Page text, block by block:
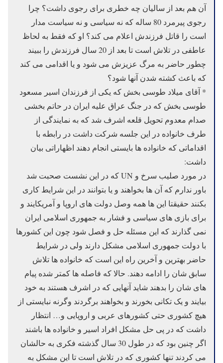
آن هم بعد از سالیان چه خطری برای رجوی داشت؟ چرا
رجوی پیرمرد 80 ساله که نه سیاسی و نه سیاست مدار
است را قاتل فرزندش اعلام می کند؟ او که فقط به لحاظ
عاطفی در تلاش است تا بعد از 20 سال فرزندش را ببیند
چطور حاضر به مرگ عزیزش می شود و یا اقدامی می کند
که باعث کشته شدن آنها شود؟
* آقای میلاد طوسی بخش که یکی از فرزندان اسیر مسعود
طوسی بخش که در جنگ عراق علیه ایران در حاتم بخشی
صدام معدوم تحویل قلعه اشرف شد که به نمایندگی از
طرف خانواده در این جلسه شرکت داشت در رابطه با
اقداماتی که خانواده ها بایستی انجام دهند اظهاراتی بیان
داشت:
در مورد صلیب سرخ و UN که در این نشست صحبت شد
باور ندارم که آن ها بخواهند و یا بتوانند در این شرایط کاری
بکنند حقیقتا این ها همه وصل دولت های اروپا و آمریکایند و
برای بازی های سیاسی و فشار به جمهوری اسلامی ایران
نمی گذارند که این مسئله حل و فصل شود چون این کشورها
با دولت جمهوری اسلامی مشکل دارند ولی در شرایط
حاضر بهترین و آخرین راه این است که خانواده ها تلاش
سابق شان را ادامه دهند. حالا که فاصله ها کمتر شده پیام
های شان را بدهند شاید آنهایی که در اشرف هستند به خود
بیایند و یک تکانی بخورند و بخواهند برگردند وگرنه نبایستی از
هیچ کشوری حتی کشورهای عربی و اروپایی و… انتظار
داشت که در پی حل مشکل افراد اسیر و خانواده ها باشند
اگر چنین بود که در طول 30 سال گذشته فکری به حالشان
می کردند تنها کشوری که در تلاش است تا این مشکل به